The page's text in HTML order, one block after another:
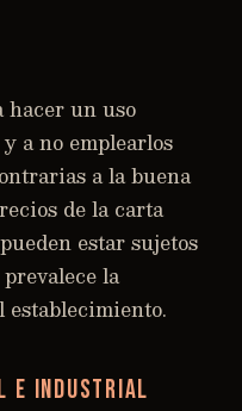
hacer un uso
a no emplearlos
a la buena
de la carta
estar sujetos
la
e industrial